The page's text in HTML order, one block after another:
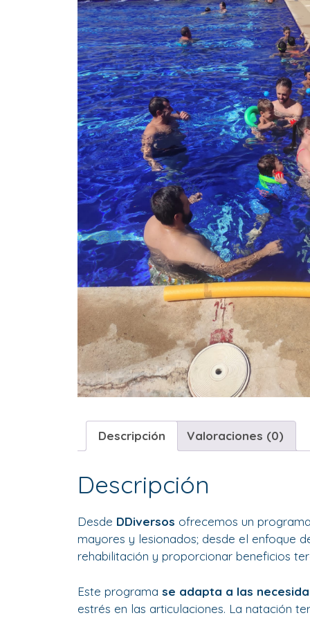
Descripción Valoraciones (0)
Descripción
Desde DDiversos ofrecemos un
mayores y lesionados; desde el enfoque
rehabilitación y proporcionar beneficios
Este programa se adapta a las
estrés en las articulaciones. La natación